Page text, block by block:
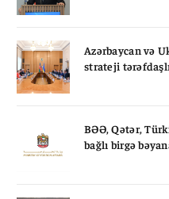
Azərbaycan və
strateji
BƏƏ, Qətər,
bağlı birgə